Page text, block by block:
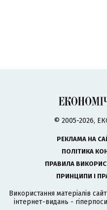
© 2005-2026,
РЕКЛАМА НА
ПОЛІТИКА
ПРАВИЛА
ПРИНЦИПИ І
Використання матеріалів
інтернет-видань -